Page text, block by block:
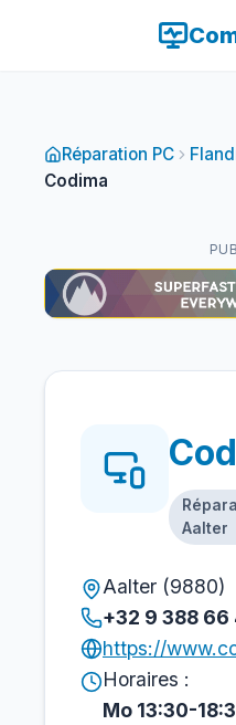
Réparation PC
Codima
Aalter
Aalter (9880)
+32 9 388 66
https://
Horaires :
Mo 13:30-